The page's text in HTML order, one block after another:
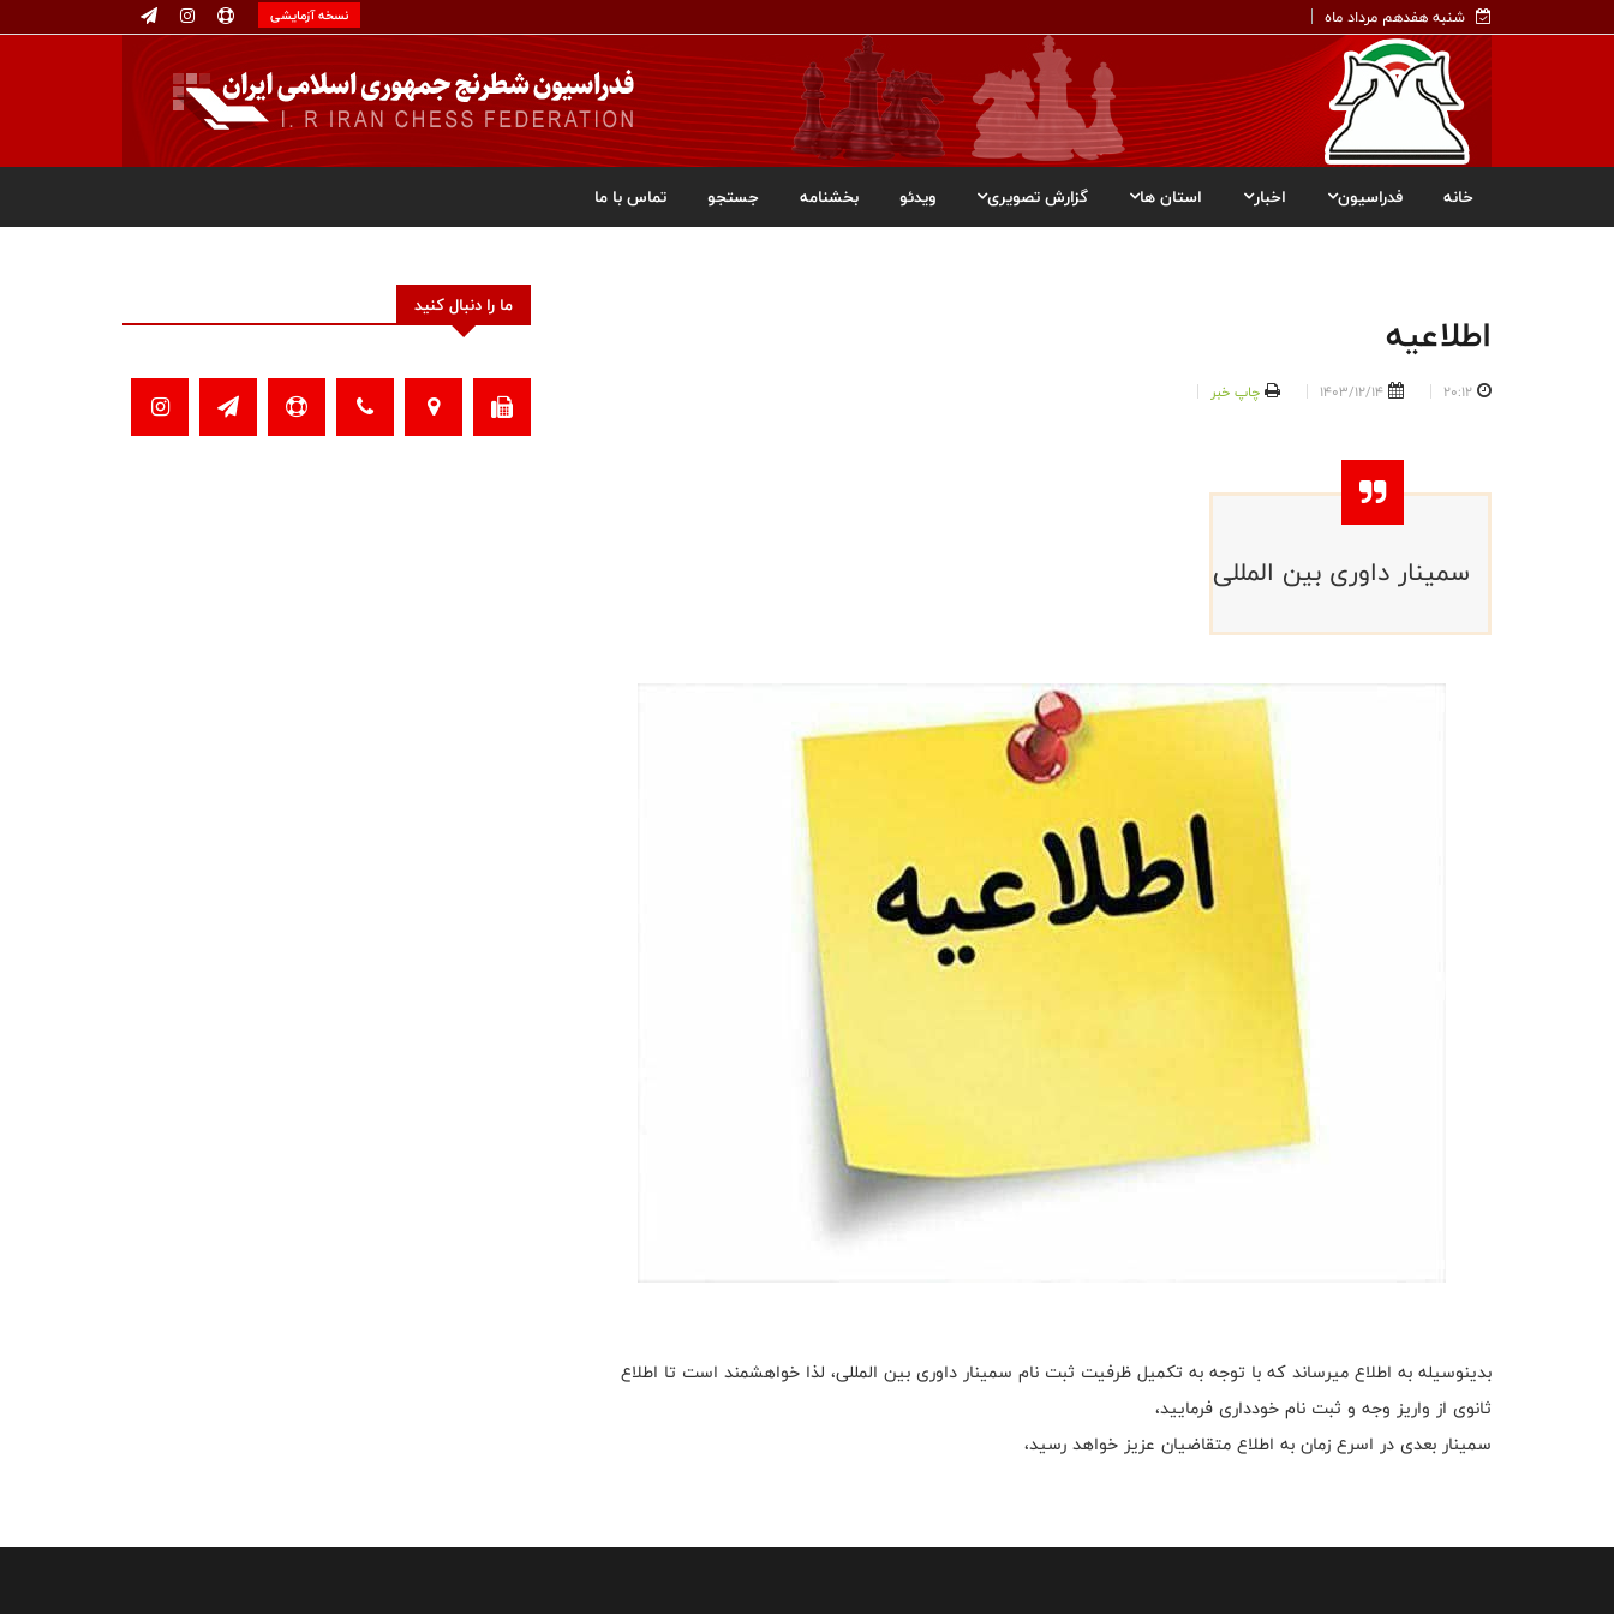
شنبه هفدهم مرداد ماه نسخه آزمایشی
خانه فدراسیون اخبار استان ها گزارش تصویری ویدئو بخشنامه جستجو تماس با ما
اطلاعیه
20:12
1403/12/14 چاپ خبر
سمینار داوری بین المللی
بدینوسیله به اطلاع میرساند که با توجه به تکمیل ظرفیت ثبت نام سمینار داوری بین المللی، لذا خواهشمند است تا اطلاع
ثانوی از واریز وجه و ثبت نام خودداری فرمایید،
سمینار بعدی در اسرع زمان به اطلاع متقاضیان عزیز خواهد رسید،
ما را دنبال کنید